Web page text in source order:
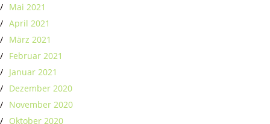
Mai 2021
April 2021
März 2021
Februar 2021
Januar 2021
Dezember 2020
November 2020
Oktober 2020